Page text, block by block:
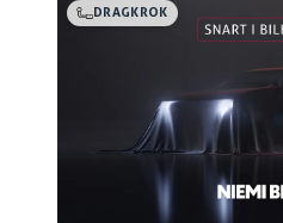
DRAGKROK